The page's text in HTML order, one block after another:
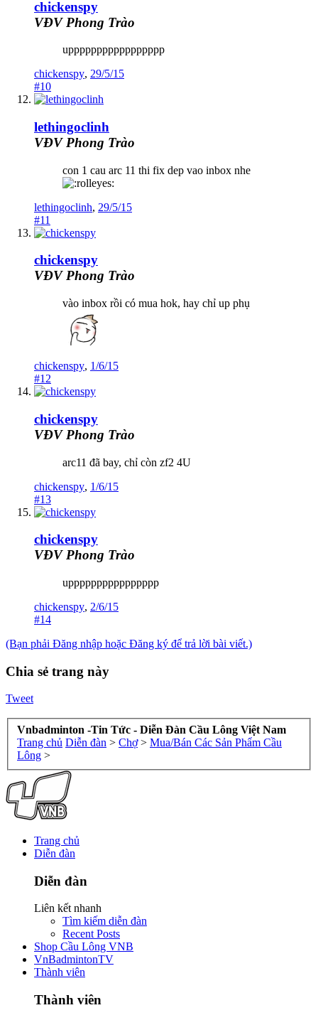
chickenspy
VĐV Phong Trào
uppppppppppppppppp
chickenspy, 29/5/15
#10
lethingoclinh
VĐV Phong Trào
con 1 cau arc 11 thi fix dep vao inbox nhe
lethingoclinh, 29/5/15
#11
chickenspy
VĐV Phong Trào
vào inbox rồi có mua hok, hay chỉ up phụ
chickenspy, 1/6/15
#12
chickenspy
VĐV Phong Trào
arc11 đã bay, chỉ còn zf2 4U
chickenspy, 1/6/15
#13
chickenspy
VĐV Phong Trào
upppppppppppppppp
chickenspy, 2/6/15
#14
(Bạn phải Đăng nhập hoặc Đăng ký để trả lời bài viết.)
Chia sẻ trang này
Tweet
Vnbadminton -Tin Tức - Diễn Đàn Cầu Lông Việt Nam
Trang chủ Diễn đàn > Chợ > Mua/Bán Các Sản Phẩm Cầu
Lông >
Trang chủ
Diễn đàn
Diễn đàn
Liên kết nhanh
Tìm kiếm diễn đàn
Recent Posts
Shop Cầu Lông VNB
VnBadmintonTV
Thành viên
Thành viên